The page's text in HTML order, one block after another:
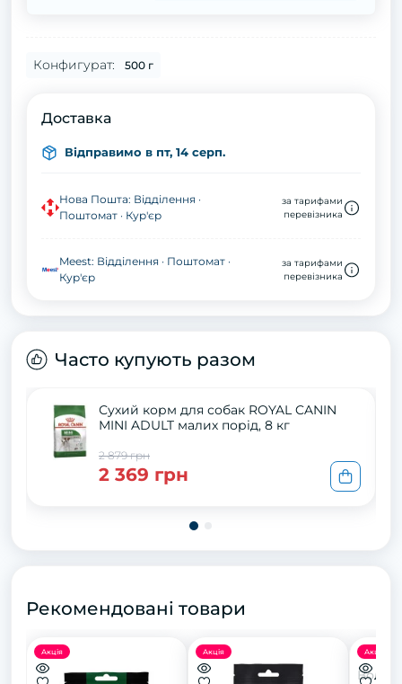
Конфигурат: 500 г
Доставка
Відправимо в пт, 14 серп.
Нова Пошта: Відділення ·
Поштомат · Кур'єр
за тарифами
перевізника
Meest: Відділення · Поштомат ·
Кур'єр
за тарифами
перевізника
Часто купують разом
Сухий корм для собак ROYAL CANIN
MINI ADULT малих порід, 8 кг
2 879 грн
2 369 грн
Рекомендовані товари
Акція Акція Акція